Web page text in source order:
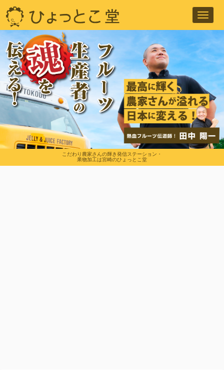
こだわり農家さんの輝き発信ステーション・
果物加工は宮崎のひょっとこ堂